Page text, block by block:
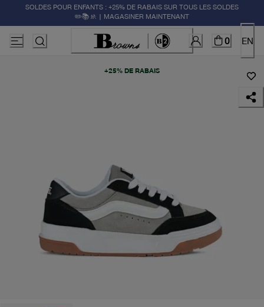
SOLDES POUR ENFANTS : +25% DE RABAIS SUR TOUS LES SOLDES
✏️📚🚸 | MAGASINER MAINTENANT
0 EN
+25% DE RABAIS